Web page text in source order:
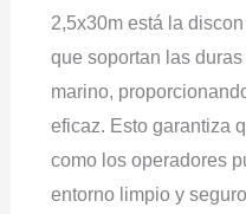
2,5x30m está la
que soportan las
marino,
eficaz. Esto garantiza
como los operadores
entorno limpio y